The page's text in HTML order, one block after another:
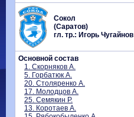
Сокол
(Саратов)
гл. тр.: Игорь Чугайнов
Основной состав
1. Скорняков А.
5. Горбатюк А.
20. Столяренко А.
17. Молодцов А.
25. Семякин Р.
13. Коротаев А.